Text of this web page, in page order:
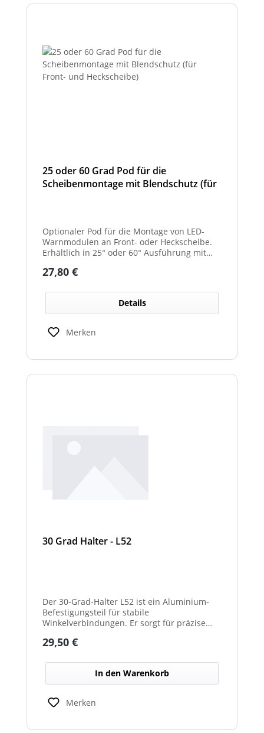
25 oder 60 Grad Pod für die
Scheibenmontage mit Blendschutz (für
Optionaler Pod für die Montage von LED-
Warnmodulen an Front- oder Heckscheibe.
Erhältlich in 25° oder 60° Ausführung mit
Regulärer Preis:
27,80 €
Details
Merken
30 Grad Halter - L52
Der 30-Grad-Halter L52 ist ein Aluminium-
Befestigungsteil für stabile
Winkelverbindungen. Er sorgt für präzise
Durch das leichte, korrosionsbeständige
Anwendungen.
Regulärer Preis:
29,50 €
In den Warenkorb
Merken